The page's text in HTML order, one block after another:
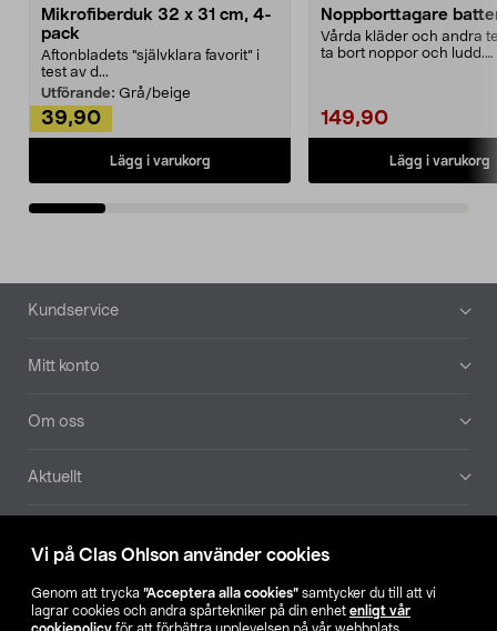
Vi på Clas Ohlson använder cookies
Genom att trycka ”Acceptera alla cookies” samtycker du till att vi
lagrar cookies och andra spårtekniker på din enhet enligt vår
Mikrofiberduk 32 x 31 cm, 4-
pack
Aftonbladets "självklara favorit” i
test av d...
Utförande: Grå/beige
39,90
Lägg i varukorg
Noppborttagare
Vårda kläder och andra
ta bort noppor och ludd.
149,90
Lägg i varukorg
Sidfot
Kundservice
Mitt konto
Om oss
Aktuellt
Hitta butik